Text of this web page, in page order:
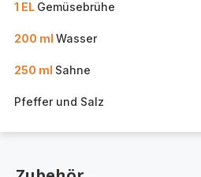
1 EL Gemüsebrühe
200 ml Wasser
250 ml Sahne
Pfeffer und Salz